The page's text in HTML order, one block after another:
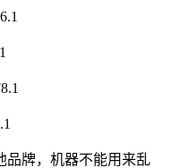
品牌，机器不能用来乱